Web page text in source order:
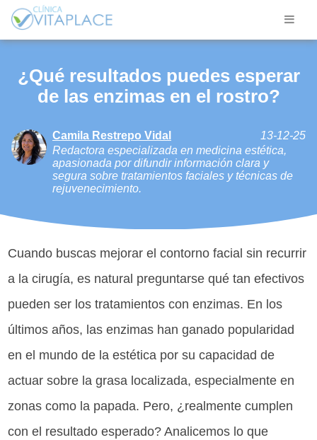
¿Qué resultados puedes esperar
de las enzimas en el rostro?
Camila Restrepo Vidal
13-12-25
Redactora especializada en medicina estética,
apasionada por difundir información clara y
segura sobre tratamientos faciales y técnicas de
rejuvenecimiento.
Cuando buscas mejorar el contorno facial sin recurrir
a la cirugía, es natural preguntarse qué tan efectivos
pueden ser los tratamientos con enzimas. En los
últimos años, las enzimas han ganado popularidad
en el mundo de la estética por su capacidad de
actuar sobre la grasa localizada, especialmente en
zonas como la papada. Pero, ¿realmente cumplen
con el resultado esperado? Analicemos lo que